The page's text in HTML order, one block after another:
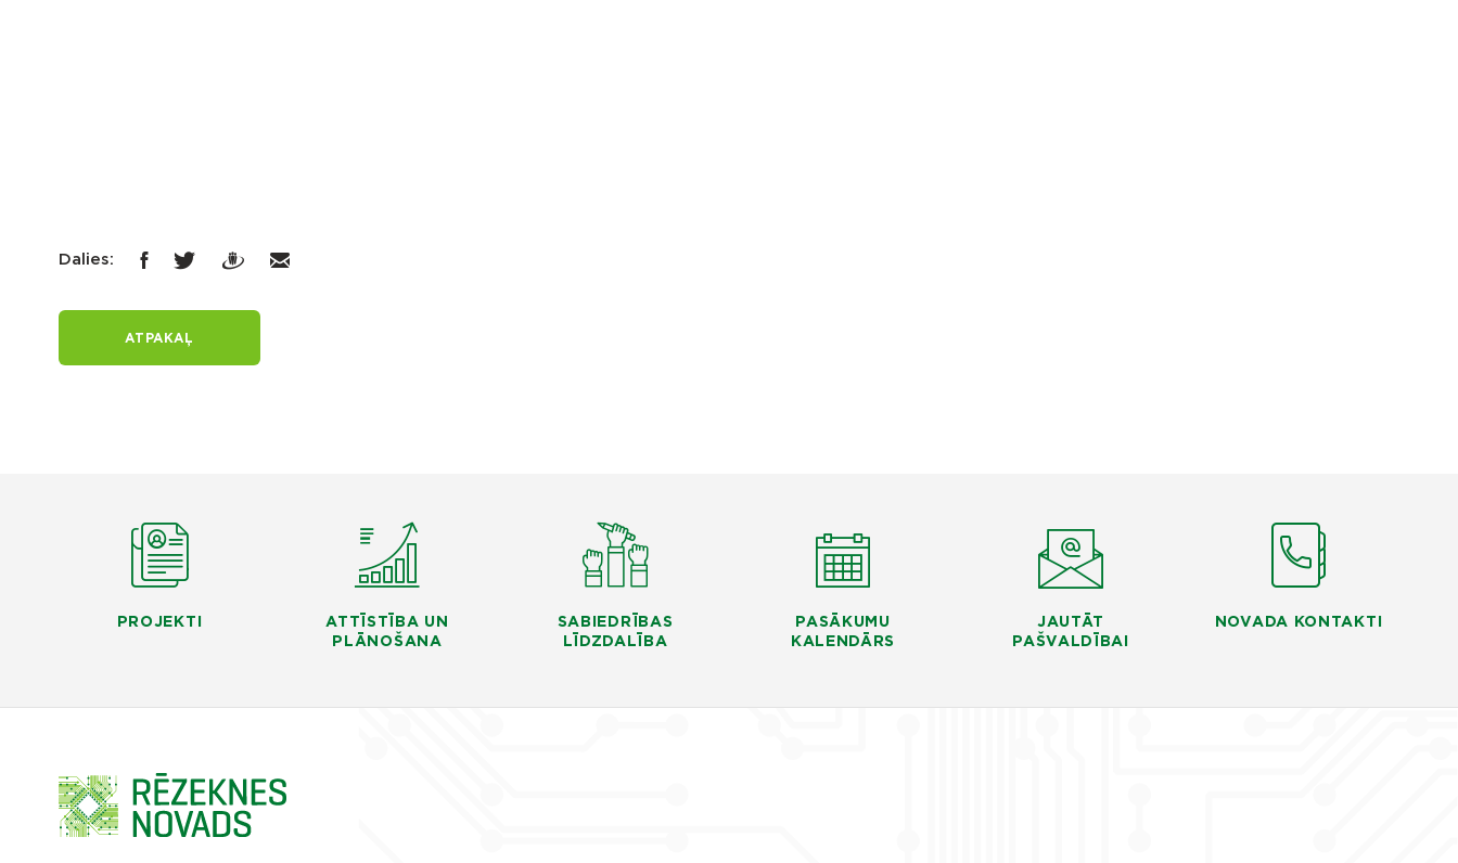
Dalies:
ATPAKAĻ
PROJEKTI
ATTĪSTĪBA UN
PLĀNOŠANA
SABIEDRĪBAS
LĪDZDALĪBA
PASĀKUMU
KALENDĀRS
JAUTĀT
PAŠVALDĪBAI
NOVADA KONTAKTI